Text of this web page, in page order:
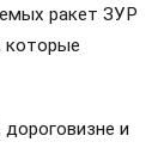
ракет ЗУР
которые
и